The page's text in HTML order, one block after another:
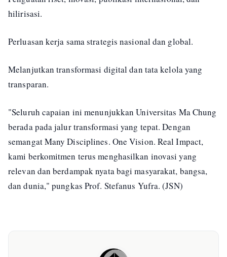
hilirisasi.
Perluasan kerja sama strategis nasional dan global.
Melanjutkan transformasi digital dan tata kelola yang
transparan.
"Seluruh capaian ini menunjukkan Universitas Ma Chung
berada pada jalur transformasi yang tepat. Dengan
semangat Many Disciplines. One Vision. Real Impact,
kami berkomitmen terus menghasilkan inovasi yang
relevan dan berdampak nyata bagi masyarakat, bangsa,
dan dunia," pungkas Prof. Stefanus Yufra. (JSN)